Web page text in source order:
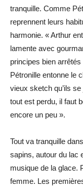
tranquille. Comme
reprennent leurs
harmonie. « Arthur
lamente avec
principes bien
Pétronille entonne le
vieux sketch qu’ils
tout est perdu, il faut
encore un peu ».
Tout va tranquille
sapins, autour du lac
musique de la glace.
femme. Les